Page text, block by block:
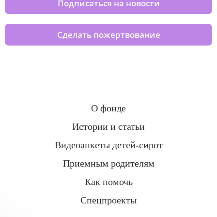
Подписаться на новости
Сделать пожертвование
О фонде
Истории и статьи
Видеоанкеты детей-сирот
Приемным родителям
Как помочь
Спецпроекты